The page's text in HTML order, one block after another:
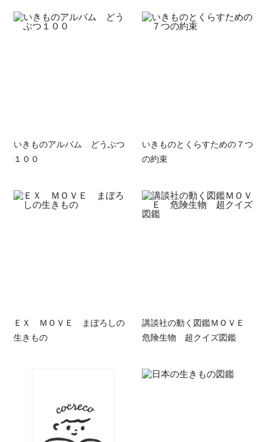
いきものアルバム どうぶつ
１００
いきものとくらすための７つ
の約束
ＥＸ ＭＯＶＥ まぼろしの
生きもの
講談社の動く図鑑ＭＯＶＥ
危険生物 超クイズ図鑑